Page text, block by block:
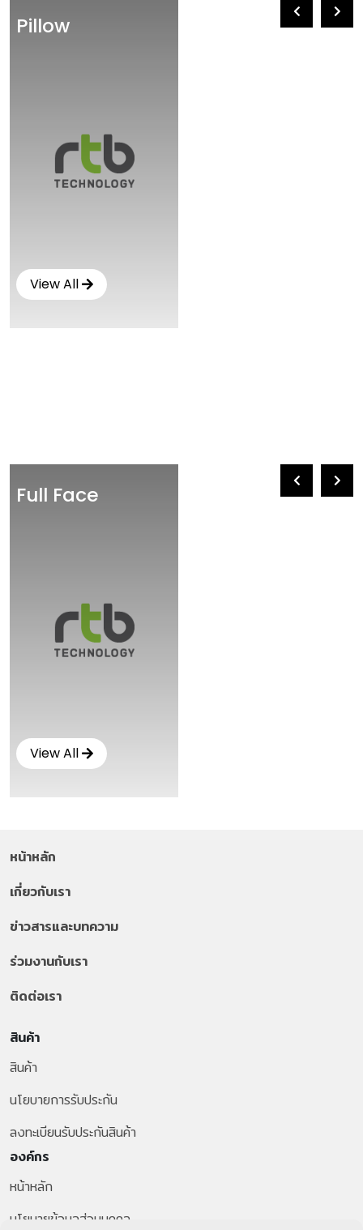
Pillow
View All
Full Face
View All
หน้าหลัก
เกี่ยวกับเรา
ข่าวสารและบทความ
ร่วมงานกับเรา
ติดต่อเรา
สินค้า
สินค้า
นโยบายการรับประกัน
ลงทะเบียนรับประกันสินค้า
องค์กร
หน้าหลัก
นโยบายข้อมูลส่วนบุคคล